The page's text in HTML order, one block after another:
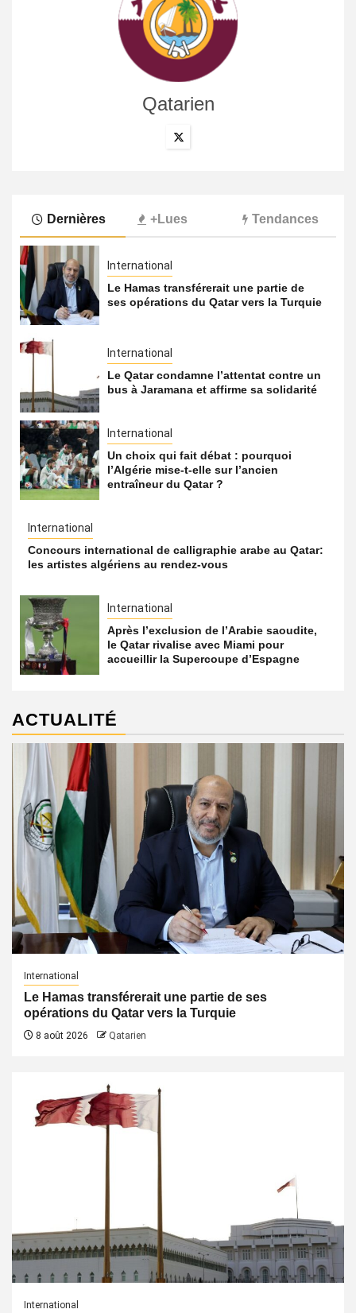
Qatarien
Dernières +Lues Tendances
International
Le Hamas transférerait une partie de
ses opérations du Qatar vers la Turquie
International
Le Qatar condamne l’attentat contre un
bus à Jaramana et affirme sa solidarité
International
Un choix qui fait débat : pourquoi
l’Algérie mise-t-elle sur l’ancien
entraîneur du Qatar ?
International
Concours international de calligraphie arabe au Qatar:
les artistes algériens au rendez-vous
International
Après l’exclusion de l’Arabie saoudite,
le Qatar rivalise avec Miami pour
accueillir la Supercoupe d’Espagne
ACTUALITÉ
International
Le Hamas transférerait une partie de ses
opérations du Qatar vers la Turquie
8 août 2026 Qatarien
International